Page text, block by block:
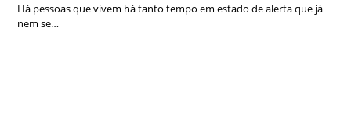
Há pessoas que vivem há tanto tempo em estado de alerta que já
nem se…